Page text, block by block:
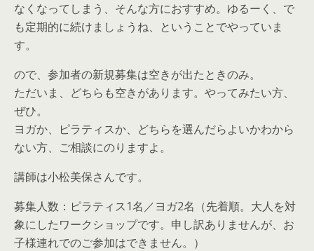
なくなってしまう、そんな方におすすめ。ゆるーく、で
も定期的に続けましょうね、ということでやっていま
す。
ので、参加者の新規募集は空きが出たときのみ。
ただいま、どちらも空きがあります。やってみたい方、
ぜひ。
ヨガか、ピラティスか、どちらを選んだらよいかわから
ない方、ご相談にのりますよ。
講師は小松美保さんです。
募集人数：ピラティス1名／ヨガ2名（先着順。大人を対
象にしたワークショップです。申し訳ありませんが、お
子様連れでのご参加はできません。）